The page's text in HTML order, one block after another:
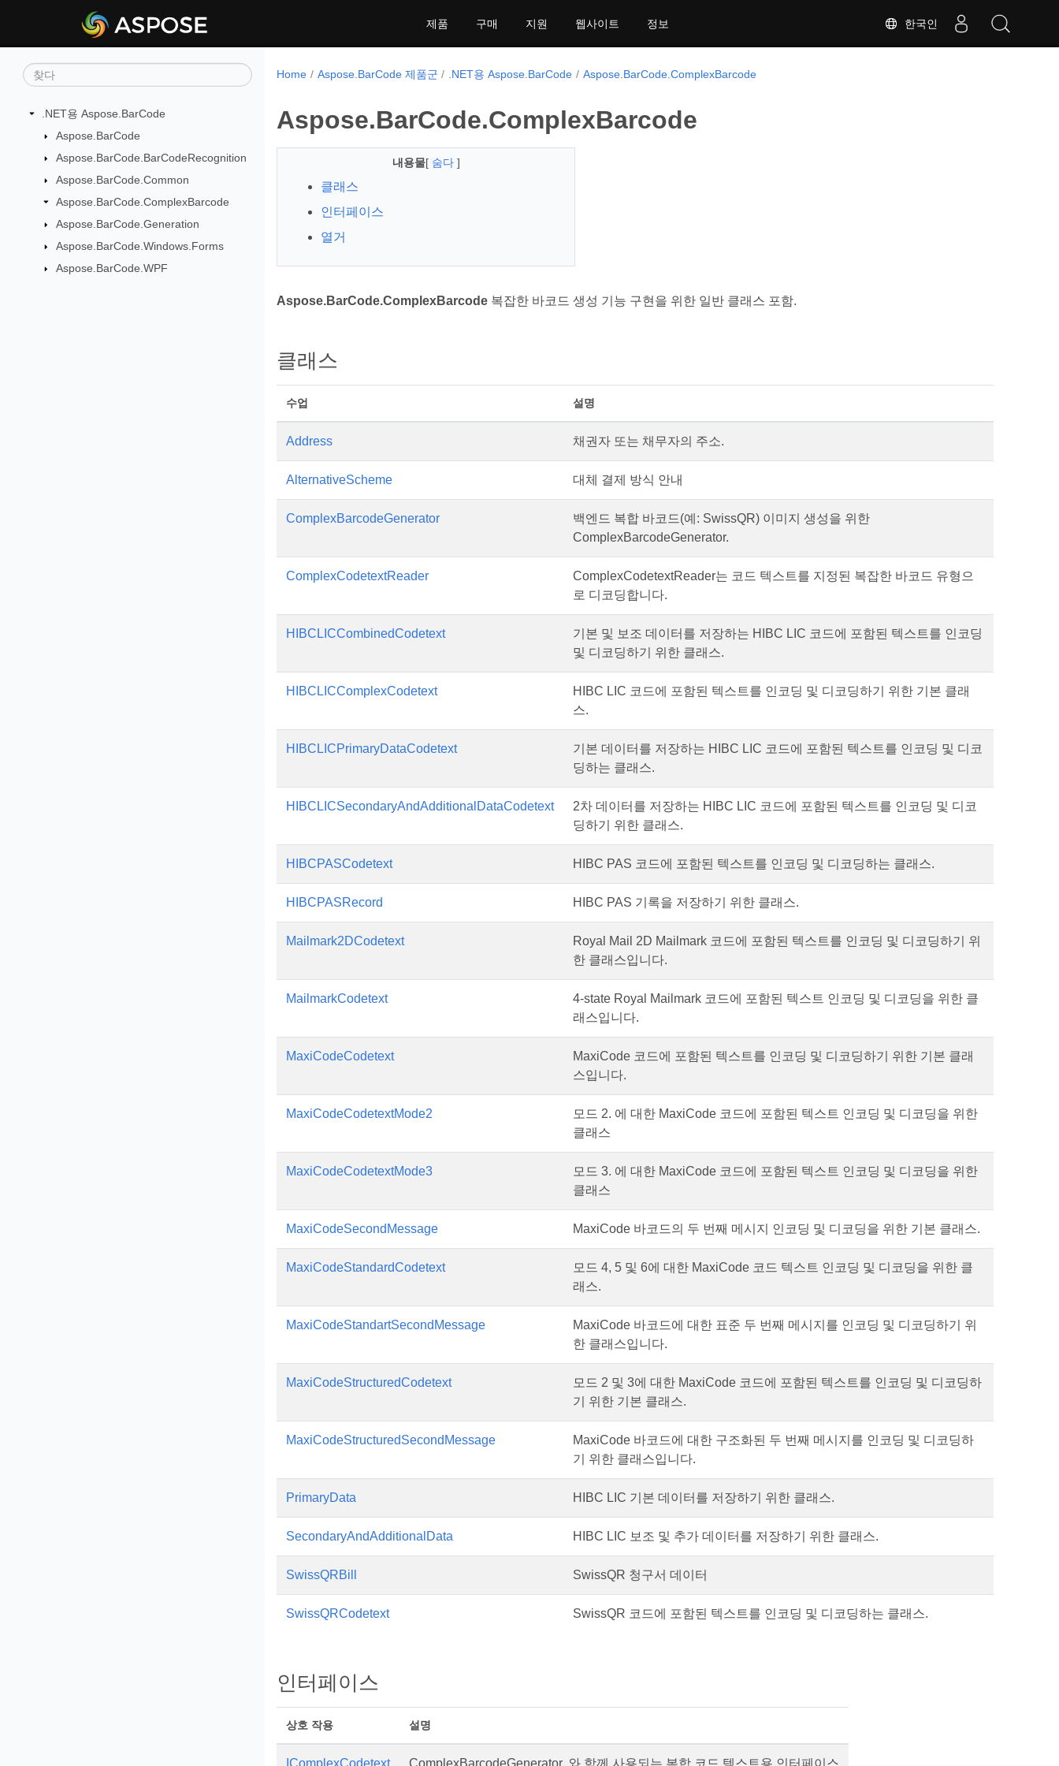
한국인
제품 구매 지원 웹사이트 정보
.NET용 Aspose.BarCode
Aspose.BarCode
Aspose.BarCode.BarCodeRecognition
Aspose.BarCode.Common
Aspose.BarCode.ComplexBarcode
Aspose.BarCode.Generation
Aspose.BarCode.Windows.Forms
Aspose.BarCode.WPF
Home Aspose.BarCode 제품군 .NET용 Aspose.BarCode Aspose.BarCode.ComplexBarcode
Aspose.BarCode.ComplexBarcode
내용물[ 숨다 ]
클래스
인터페이스
열거
Aspose.BarCode.ComplexBarcode 복잡한 바코드 생성 기능 구현을 위한 일반 클래스 포함.
클래스
수업 설명
Address 채권자 또는 채무자의 주소.
AlternativeScheme 대체 결제 방식 안내
ComplexBarcodeGenerator
백엔드 복합 바코드(예: SwissQR) 이미지 생성을 위한
ComplexBarcodeGenerator.
ComplexCodetextReader
ComplexCodetextReader는 코드 텍스트를 지정된 복잡한 바코드 유형으
로 디코딩합니다.
HIBCLICCombinedCodetext
기본 및 보조 데이터를 저장하는 HIBC LIC 코드에 포함된 텍스트를 인코딩
및 디코딩하기 위한 클래스.
HIBCLICComplexCodetext
HIBC LIC 코드에 포함된 텍스트를 인코딩 및 디코딩하기 위한 기본 클래
스.
HIBCLICPrimaryDataCodetext
기본 데이터를 저장하는 HIBC LIC 코드에 포함된 텍스트를 인코딩 및 디코
딩하는 클래스.
HIBCLICSecondaryAndAdditionalDataCodetext
2차 데이터를 저장하는 HIBC LIC 코드에 포함된 텍스트를 인코딩 및 디코
딩하기 위한 클래스.
HIBCPASCodetext HIBC PAS 코드에 포함된 텍스트를 인코딩 및 디코딩하는 클래스.
HIBCPASRecord HIBC PAS 기록을 저장하기 위한 클래스.
Mailmark2DCodetext
Royal Mail 2D Mailmark 코드에 포함된 텍스트를 인코딩 및 디코딩하기 위
한 클래스입니다.
MailmarkCodetext
4-state Royal Mailmark 코드에 포함된 텍스트 인코딩 및 디코딩을 위한 클
래스입니다.
MaxiCodeCodetext
MaxiCode 코드에 포함된 텍스트를 인코딩 및 디코딩하기 위한 기본 클래
스입니다.
MaxiCodeCodetextMode2
모드 2. 에 대한 MaxiCode 코드에 포함된 텍스트 인코딩 및 디코딩을 위한
클래스
MaxiCodeCodetextMode3
모드 3. 에 대한 MaxiCode 코드에 포함된 텍스트 인코딩 및 디코딩을 위한
클래스
MaxiCodeSecondMessage MaxiCode 바코드의 두 번째 메시지 인코딩 및 디코딩을 위한 기본 클래스.
MaxiCodeStandardCodetext
모드 4, 5 및 6에 대한 MaxiCode 코드 텍스트 인코딩 및 디코딩을 위한 클
래스.
MaxiCodeStandartSecondMessage
MaxiCode 바코드에 대한 표준 두 번째 메시지를 인코딩 및 디코딩하기 위
한 클래스입니다.
MaxiCodeStructuredCodetext
모드 2 및 3에 대한 MaxiCode 코드에 포함된 텍스트를 인코딩 및 디코딩하
기 위한 기본 클래스.
MaxiCodeStructuredSecondMessage
MaxiCode 바코드에 대한 구조화된 두 번째 메시지를 인코딩 및 디코딩하
기 위한 클래스입니다.
PrimaryData HIBC LIC 기본 데이터를 저장하기 위한 클래스.
SecondaryAndAdditionalData HIBC LIC 보조 및 추가 데이터를 저장하기 위한 클래스.
SwissQRBill SwissQR 청구서 데이터
SwissQRCodetext SwissQR 코드에 포함된 텍스트를 인코딩 및 디코딩하는 클래스.
인터페이스
상호 작용 설명
IComplexCodetext ComplexBarcodeGenerator. 와 함께 사용되는 복합 코드 텍스트용 인터페이스